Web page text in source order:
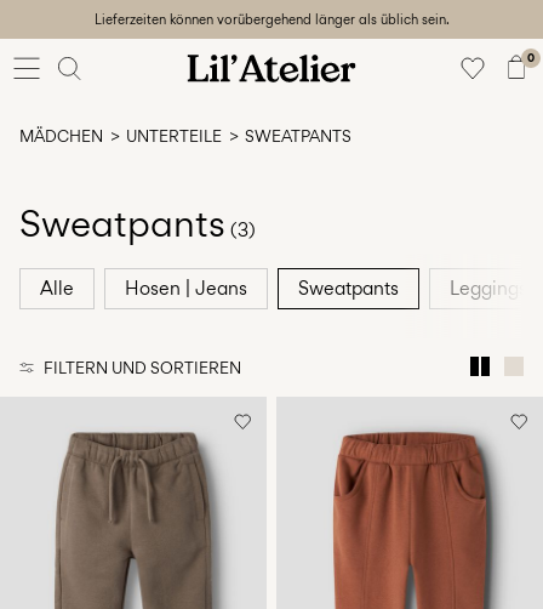
Lieferzeiten können vorübergehend länger als üblich sein.
0
Baby
Unisex
56-
Anmelden
Fragen?
MÄDCHEN UNTERTEILE SWEATPANTS
Sweatpants (3)
Alle Hosen | Jeans Sweatpants Leggings
FILTERN UND SORTIEREN